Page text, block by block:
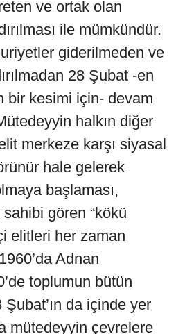
ve ortak olan
ile mümkündür.
giderilmeden ve
28 Şubat -en
bir kesimi için- devam
halkın diğer
merkeze karşı siyasal
hale gelerek
başlaması,
gören “kökü
elitleri her zaman
Adnan
toplumun bütün
da içinde yer
mütedeyyin çevrelere